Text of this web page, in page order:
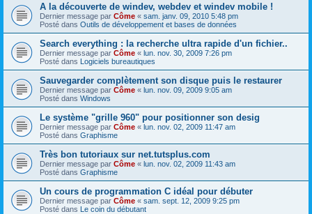
A la découverte de windev, webdev et windev mobile !
Dernier message par Côme « sam. janv. 09, 2010 5:48 pm
Posté dans Outils de développement et bases de données
Search everything : la recherche ultra rapide d'un fichier..
Dernier message par Côme « lun. nov. 30, 2009 7:26 pm
Posté dans Logiciels bureautiques
Sauvegarder complètement son disque puis le restaurer
Dernier message par Côme « lun. nov. 09, 2009 9:05 am
Posté dans Windows
Le système "grille 960" pour positionner son desig
Dernier message par Côme « lun. nov. 02, 2009 11:47 am
Posté dans Graphisme
Très bon tutoriaux sur net.tutsplus.com
Dernier message par Côme « lun. nov. 02, 2009 11:43 am
Posté dans Graphisme
Un cours de programmation C idéal pour débuter
Dernier message par Côme « sam. sept. 12, 2009 9:25 pm
Posté dans Le coin du débutant